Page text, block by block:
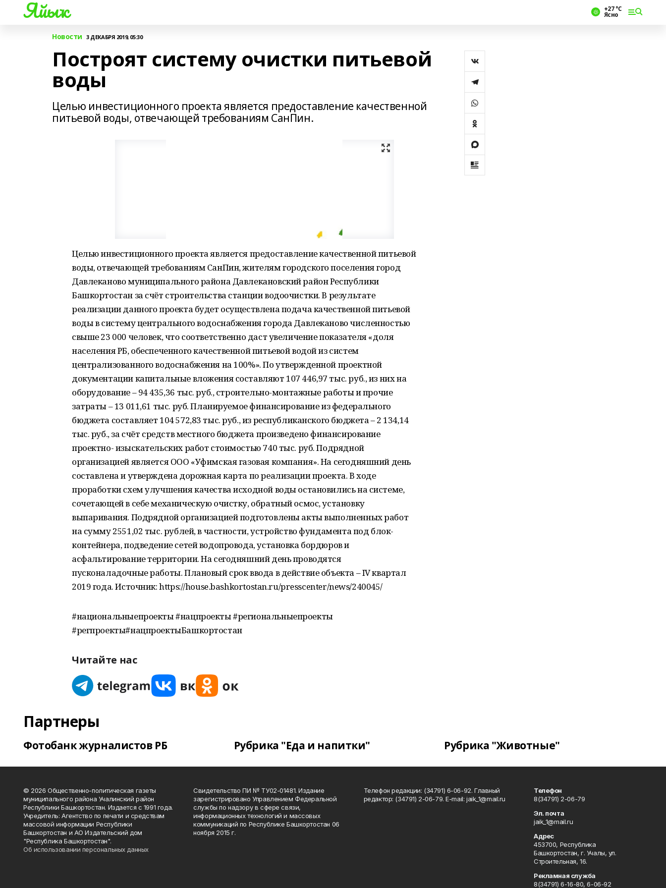
Яйыҡ +27 °С
Ясно
Новости 3 ДЕКАБРЯ 2019, 05:30
Построят систему очистки питьевой
воды
Целью инвестиционного проекта является предоставление качественной
питьевой воды, отвечающей требованиям СанПин.
Целью инвестиционного проекта является предоставление качественной питьевой
воды, отвечающей требованиям СанПин, жителям городского поселения город
Давлеканово муниципального района Давлекановский район Республики
Башкортостан за счёт строительства станции водоочистки. В результате
реализации данного проекта будет осуществлена подача качественной питьевой
воды в систему центрального водоснабжения города Давлеканово численностью
свыше 23 000 человек, что соответственно даст увеличение показателя «доля
населения РБ, обеспеченного качественной питьевой водой из систем
централизованного водоснабжения на 100%». По утвержденной проектной
документации капитальные вложения составляют 107 446,97 тыс. руб., из них на
оборудование – 94 435,36 тыс. руб., строительно-монтажные работы и прочие
затраты – 13 011,61 тыс. руб. Планируемое финансирование из федерального
бюджета составляет 104 572,83 тыс. руб., из республиканского бюджета – 2 134,14
тыс. руб., за счёт средств местного бюджета произведено финансирование
проектно- изыскательских работ стоимостью 740 тыс. руб. Подрядной
организацией является ООО «Уфимская газовая компания». На сегодняшний день
составлена и утверждена дорожная карта по реализации проекта. В ходе
проработки схем улучшения качества исходной воды остановились на системе,
сочетающей в себе механическую очистку, обратный осмос, установку
выпаривания. Подрядной организацией подготовлены акты выполненных работ
на сумму 2551,02 тыс. рублей, в частности, устройство фундамента под блок-
контейнера, подведение сетей водопровода, установка бордюров и
асфальтирование территории. На сегодняшний день проводятся
пусконаладочные работы. Плановый срок ввода в действие объекта – IV квартал
2019 года. Источник: https://house.bashkortostan.ru/presscenter/news/240045/
#национальныепроекты #нацпроекты #региональныепроекты
#регпроекты#нацпроектыБашкортостан
Читайте нас
Партнеры
Фотобанк журналистов РБ Рубрика "Еда и напитки" Рубрика "Животные"
© 2026 Общественно-политическая газеты
муниципального района Учалинский район
Республики Башкортостан. Издается с 1991 года.
Учредитель: Агентство по печати и средствам
массовой информации Республики
Башкортостан и АО Издательский дом
"Республика Башкортостан".
Об использовании персональных данных
Свидетельство ПИ № ТУ02-01481. Издание
зарегистрировано Управлением Федеральной
службы по надзору в сфере связи,
информационных технологий и массовых
коммуникаций по Республике Башкортостан 06
ноября 2015 г.
Телефон редакции: (34791) 6-06-92. Главный
редактор: (34791) 2-06-79. Е-mаil: jaik_1@mail.ru
Телефон
8(34791) 2-06-79
Эл. почта
jaik_1@mail.ru
Адрес
453700, Республика
Башкортостан, г. Учалы, ул.
Строительная, 16.
Рекламная служба
8(34791) 6-16-80, 6-06-92